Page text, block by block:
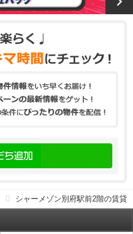
シャーメゾン別府駅前2階の賃貸